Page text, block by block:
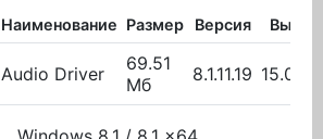
Наименование Размер Версия
Audio Driver
69.51
Мб
8.1.11.19